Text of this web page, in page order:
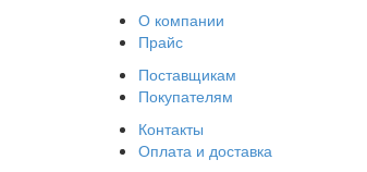
О компании
Прайс
Поставщикам
Покупателям
Контакты
Оплата и доставка